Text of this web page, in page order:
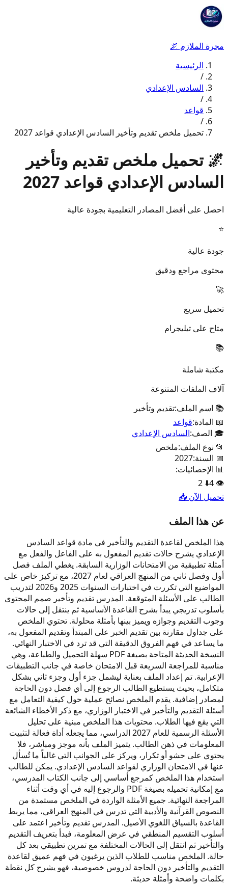
مجرة الملازم 🌌
الرئيسية
/
السادس الإعدادي
/
قواعد
/
تحميل ملخص تقديم وتأخير السادس الإعدادي قواعد 2027
🌌 تحميل ملخص تقديم وتأخير
السادس الإعدادي قواعد 2027
احصل على أفضل المصادر التعليمية بجودة عالية
⭐
جودة عالية
محتوى مراجع ودقيق
🚀
تحميل سريع
متاح على تيليجرام
📚
مكتبة شاملة
آلاف الملفات المتنوعة
📚 اسم الملف:تقديم وتأخير
📖 المادة:قواعد
🎓 الصف:السادس الإعدادي
📂 نوع الملف:ملخص
📅 السنة:2027
📊 الإحصائيات:
👁️
4
⬇️
2
تحميل الآن 📥
عن هذا الملف
هذا الملخص لقاعدة التقديم والتأخير في مادة قواعد السادس
الإعدادي يشرح حالات تقديم المفعول به على الفاعل والفعل مع
أمثلة تطبيقية من الامتحانات الوزارية السابقة. يغطي الملف فصل
أول وفصل ثاني من المنهج العراقي لعام 2027، مع تركيز خاص على
المواضيع التي تكررت في اختبارات السنوات 2025 و2026 لتدريب
الطالب على الأسئلة المتوقعة. المدرس تقديم وتأخير صمم المحتوى
بأسلوب تدريجي يبدأ بشرح القاعدة الأساسية ثم ينتقل إلى حالات
وجوب التقديم وجوازه ويميز بينها بأمثلة محلولة. تحتوي الملخص
على جداول مقارنة بين تقديم الخبر على المبتدأ وتقديم المفعول به،
ما يساعد في فهم الفروق الدقيقة التي قد ترد في الاختبار النهائي.
النسخة الحديثة المتاحة بصيغة PDF سهلة التحميل والطباعة، وهي
مناسبة للمراجعة السريعة قبل الامتحان خاصة في جانب التطبيقات
الإعرابية. تم إعداد الملف بعناية ليشمل جزء أول وجزء ثاني بشكل
متكامل، بحيث يستطيع الطالب الرجوع إلى أي فصل دون الحاجة
لمصادر إضافية. يقدم الملخص نصائح عملية حول كيفية التعامل مع
أسئلة التقديم والتأخير في الاختبار الوزاري، مع ذكر الأخطاء الشائعة
التي يقع فيها الطلاب. محتويات هذا الملخص مبنية على تحليل
الأسئلة الرسمية للعام 2027 الدراسي، مما يجعله أداة فعالة لتثبيت
المعلومات في ذهن الطالب. يتميز الملف بأنه موجز ومباشر، فلا
يحتوي على حشو أو تكرار، ويركز على الجوانب التي غالباً ما تُسأل
عنها في الامتحان الوزاري لقواعد السادس الإعدادي. يمكن للطالب
استخدام هذا الملخص كمرجع أساسي إلى جانب الكتاب المدرسي،
مع إمكانية تحميله بصيغة PDF والرجوع إليه في أي وقت أثناء
المراجعة النهائية. جميع الأمثلة الواردة في الملخص مستمدة من
النصوص القرآنية والأدبية التي تدرس في المنهج العراقي، مما يربط
القاعدة بالسياق اللغوي الأصيل. المدرس تقديم وتأخير اعتمد على
أسلوب التقسيم المنطقي في عرض المعلومة، فبدأ بتعريف التقديم
والتأخير ثم انتقل إلى الحالات المختلفة مع تمرين تطبيقي بعد كل
حالة. الملخص مناسب للطلاب الذين يرغبون في فهم عميق لقاعدة
التقديم والتأخير دون الحاجة لدروس خصوصية، فهو يشرح كل نقطة
بكلمات واضحة وأمثلة حديثة.